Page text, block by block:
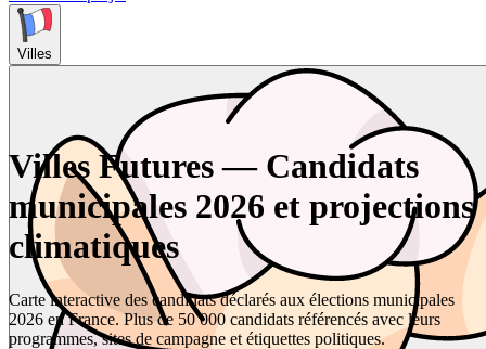
Villes
Villes Futures — Candidats
municipales 2026 et projections
climatiques
Carte interactive des candidats déclarés aux élections municipales
2026 en France. Plus de 50 000 candidats référencés avec leurs
programmes, sites de campagne et étiquettes politiques.